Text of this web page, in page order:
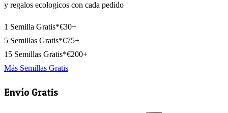
y regalos ecologicos con cada pedido
1 Semilla Gratis*€30+
5 Semillas Gratis*€75+
15 Semillas Gratis*€200+
Más Semillas Gratis
Envío Gratis